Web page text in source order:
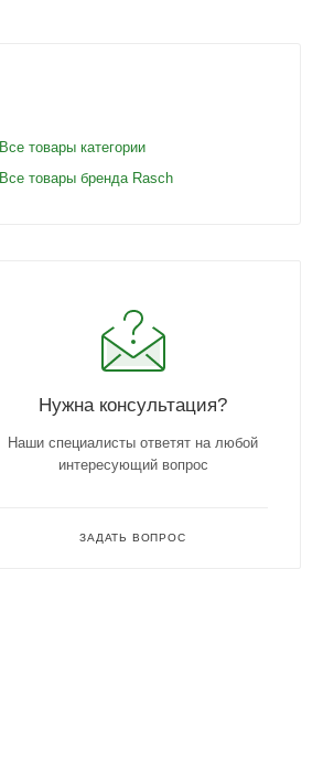
Все товары категории
Все товары бренда Rasch
Нужна консультация?
Наши специалисты ответят на любой
интересующий вопрос
ЗАДАТЬ ВОПРОС